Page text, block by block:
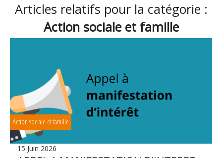
Articles relatifs pour la catégorie :
Action sociale et famille
Action sociale et famille
15 Juin 2026